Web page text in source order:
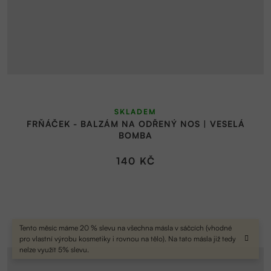
Tento měsíc máme 20 % slevu na všechna másla v sáčcích (vhodné
pro vlastní výrobu kosmetiky i rovnou na tělo). Na tato másla již tedy
nelze využít 5% slevu.
FRŇÁČEK - BALZÁM NA ODŘENÝ NOS | VESELÁ
BOMBA
SKLADEM
140 KČ